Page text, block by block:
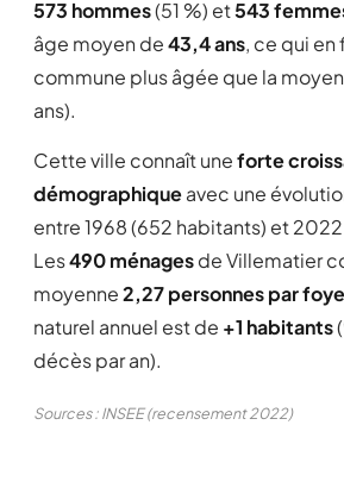
573 hommes(51 %) et543
âge moyen de43,4 ans, ce qui en
commune plus âgée que la
ans).
Cette ville connaît uneforte
démographiqueavec une
entre 1968 (652 habitants) et 2022
Les490 ménagesde Villematier
moyenne2,27 personnes par
naturel annuel est de +1 habitants
décès par an).
Sources : INSEE (recensement 2022)